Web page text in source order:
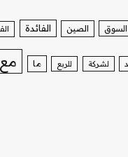
السوق الصين الفائدة
لشركة للربع ما مع